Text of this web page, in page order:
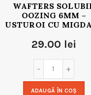
WAFTERS
OOZING 6MM –
USTUROI CU
29.00 lei
ADAUGĂ ÎN COȘ